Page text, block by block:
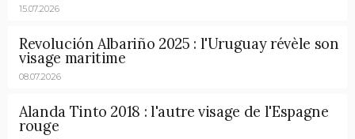
15.07.2026
Revolución Albariño 2025 : l'Uruguay révèle son
visage maritime
08.07.2026
Alanda Tinto 2018 : l'autre visage de l'Espagne
rouge